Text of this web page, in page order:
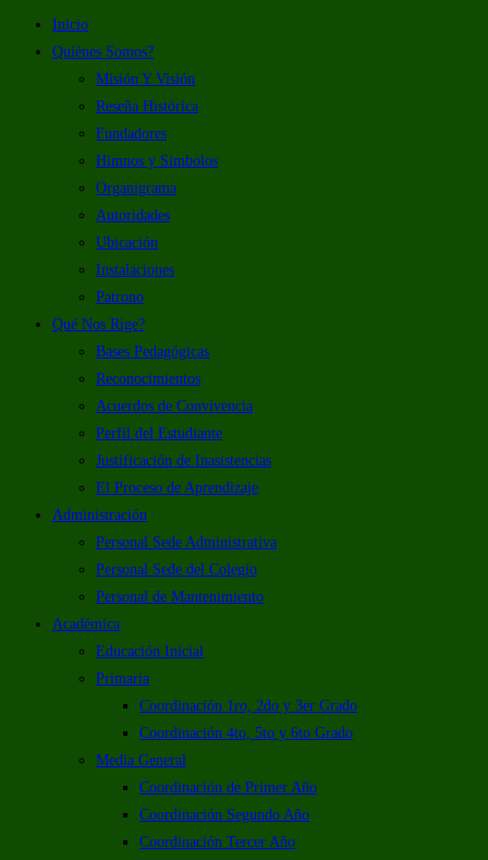
Inicio
Quiénes Somos?
Misión Y Visión
Reseña Histórica
Fundadores
Himnos y Simbolos
Organigrama
Autoridades
Ubicación
Instalaciones
Patrono
Qué Nos Rige?
Bases Pedagógicas
Reconocimientos
Acuerdos de Convivencia
Perfil del Estudiante
Justificación de Inasistencias
El Proceso de Aprendizaje
Administración
Personal Sede Administrativa
Personal Sede del Colegio
Personal de Mantenimiento
Académica
Educación Inicial
Primaria
Coordinación 1ro, 2do y 3er Grado
Coordinación 4to, 5to y 6to Grado
Media General
Coordinación de Primer Año
Coordinación Segundo Año
Coordinación Tercer Año